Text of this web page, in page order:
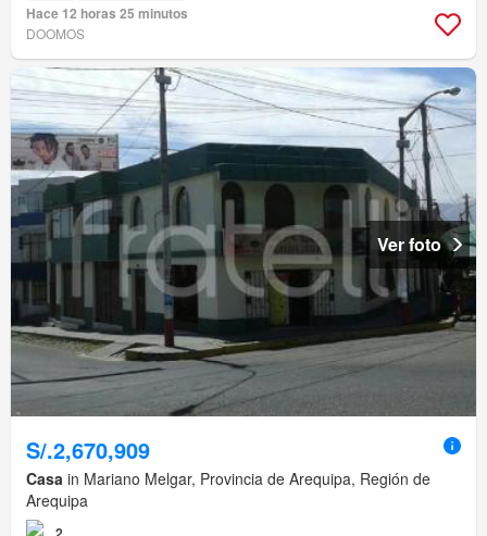
Hace 12 horas 25 minutos
DOOMOS
Ver foto
S/.2,670,909
Casa in Mariano Melgar, Provincia de Arequipa, Región de
Arequipa